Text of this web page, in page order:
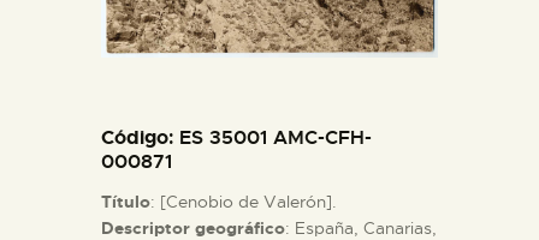
EL MUSEO
COLECCIONES
DIDÁCTICA
Código: ES 35001 AMC-CFH-
000871
Título: [Cenobio de Valerón].
Descriptor geográfico: España, Canarias,